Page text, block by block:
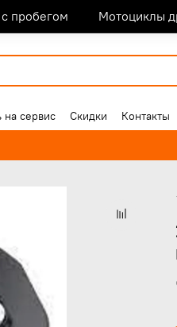
пробегом Мотоциклы
на сервис Скидки Контакты